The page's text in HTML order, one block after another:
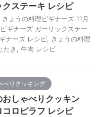
ステーキ レシピ
きょうの料理ビギナーズ 11月
ギナーズ ガーリックステー
ナーズ レシピ
きょうの料理
たき
牛肉 レシピ
べりクッキング
おしゃべりクッキン
ロピラフ レシピ